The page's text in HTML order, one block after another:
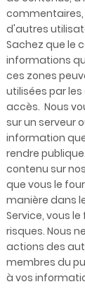
commentaires,
d'autres
Sachez que le
informations
ces zones
utilisées par
accès. Nous
sur un serveur
information
rendre
contenu sur
que vous le
manière dans
Service, vous
risques. Nous
actions des
membres du
à vos